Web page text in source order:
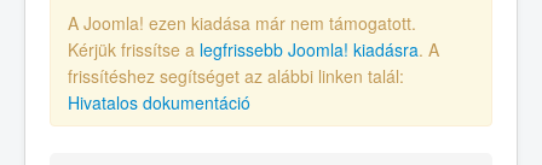
A Joomla! ezen kiadása már nem támogatott.
Kérjük frissítse a legfrissebb Joomla! kiadásra. A
frissítéshez segítséget az alábbi linken talál:
Hivatalos dokumentáció